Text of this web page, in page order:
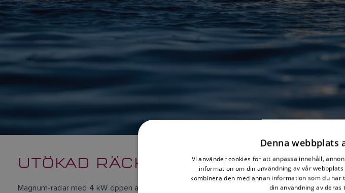
UTÖKAD RÄCKVIDD
Magnum-radar med 4 kW öppen antenn är en förstklassig magnetronradar för båtfolk
Denna webbplats
Vi använder cookies för att anpassa innehåll,
information om din användning av vår
kombinera den med annan information som du
din användning av deras